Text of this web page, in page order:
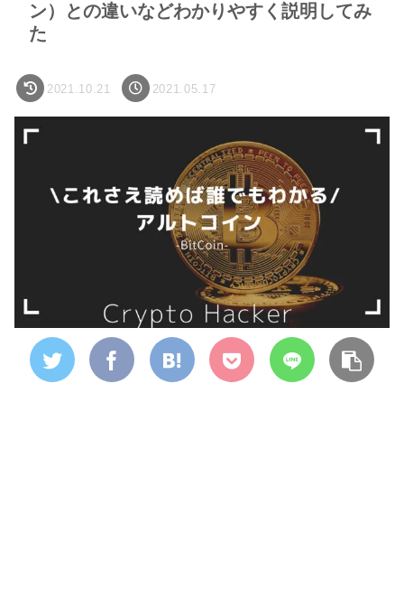
ン）との違いなどわかりやすく説明してみ
た
2021.10.21 2021.05.17